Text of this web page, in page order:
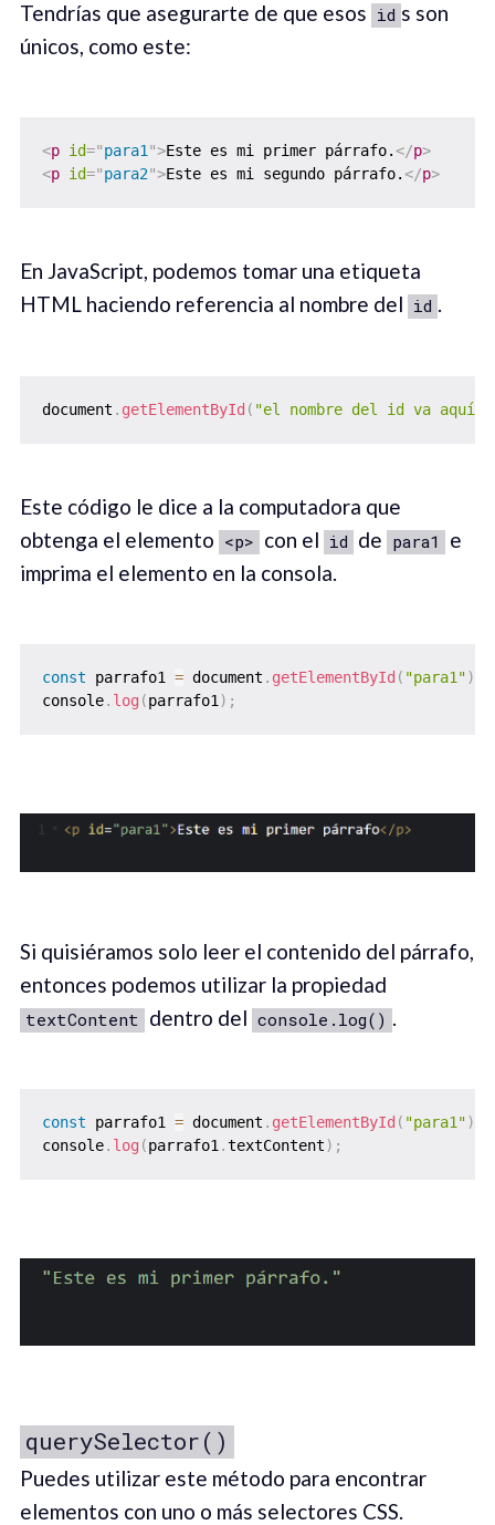
Tendrías que asegurarte de que esos id s son
únicos, como este:
<p id="para1">Este es mi primer párrafo.</p>
<p id="para2">Este es mi segundo párrafo.</p>
En JavaScript, podemos tomar una etiqueta
HTML haciendo referencia al nombre del id .
document . getElementById ( "el nombre del id va aquí"
Este código le dice a la computadora que
obtenga el elemento <p> con el id de para1
e
imprima el elemento en la consola.
const parrafo1 = document . getElementById ( "para1")
console. log (parrafo1) ;
Si quisiéramos solo leer el contenido del párrafo,
entonces podemos utilizar la propiedad
textContent dentro del console.log() .
const parrafo1 = document . getElementById ( "para1")
console. log (parrafo1.textContent) ;
querySelector()
Puedes utilizar este método para encontrar
elementos con uno o más selectores CSS.